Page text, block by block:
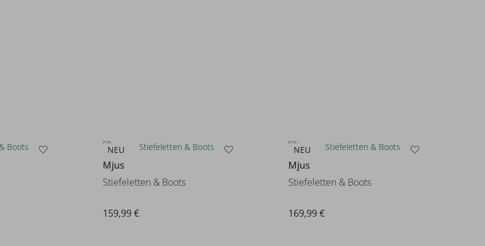
NEU
Mjus
Stiefeletten & Boots
159,99 €
NEU
Mjus
Stiefeletten & Boots
169,99 €